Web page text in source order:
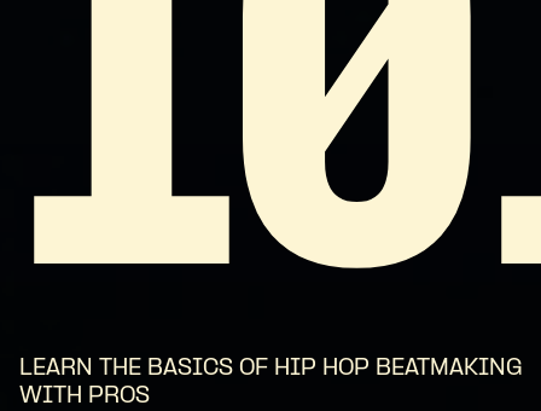
LEARN THE BASICS OF HIP HOP BEATMAKING
WITH PROS